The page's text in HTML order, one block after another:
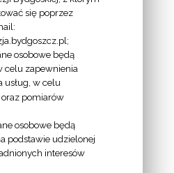
się poprzez
osobowe będą
celu zapewnienia
usług, w celu
pomiarów
osobowe będą
podstawie udzielonej
interesów